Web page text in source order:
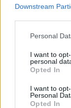
Downstream
Personal
I want to
personal
Opted In
I want to
Personal
Opted In
Όταν πονούν
Πέντε tips για